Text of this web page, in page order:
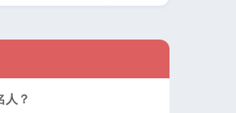
人？